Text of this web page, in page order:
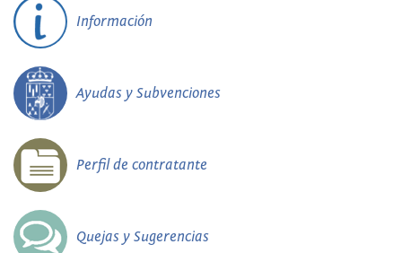
Información
Ayudas y Subvenciones
Perfil de contratante
Quejas y Sugerencias